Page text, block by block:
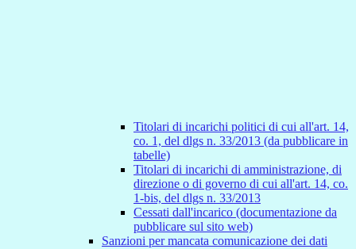
Titolari di incarichi politici di cui all'art. 14,
co. 1, del dlgs n. 33/2013 (da pubblicare in
tabelle)
Titolari di incarichi di amministrazione, di
direzione o di governo di cui all'art. 14, co.
1-bis, del dlgs n. 33/2013
Cessati dall'incarico (documentazione da
pubblicare sul sito web)
Sanzioni per mancata comunicazione dei dati